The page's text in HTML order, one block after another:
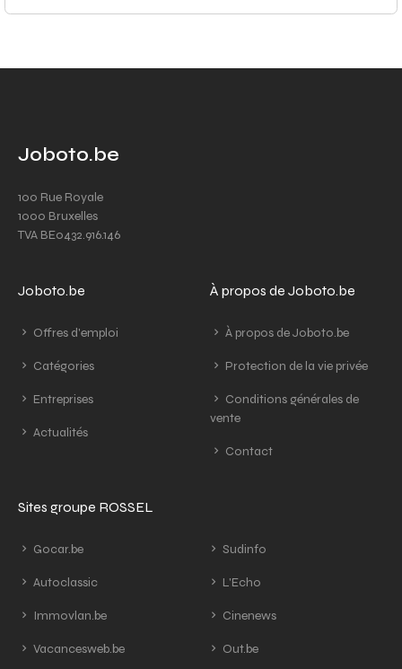
Joboto.be
100 Rue Royale
1000 Bruxelles
TVA BE0432.916.146
Joboto.be
Offres d'emploi
Catégories
Entreprises
Actualités
À propos de Joboto.be
À propos de Joboto.be
Protection de la vie privée
Conditions générales de
vente
Contact
Sites groupe ROSSEL
Gocar.be
Autoclassic
Immovlan.be
Vacancesweb.be
Sudinfo
L'Echo
Cinenews
Out.be